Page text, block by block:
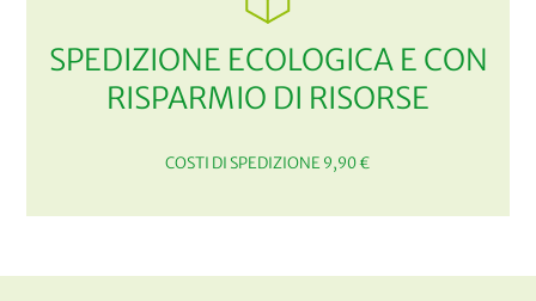
SPEDIZIONE ECOLOGICA E CON
RISPARMIO DI RISORSE
COSTI DI SPEDIZIONE 9,90 €